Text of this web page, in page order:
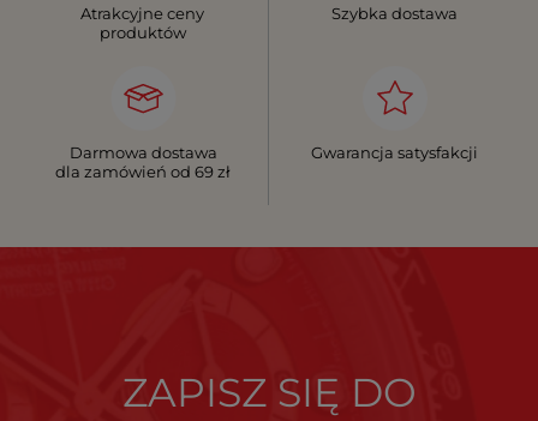
Atrakcyjne ceny
produktów
Szybka dostawa
Darmowa dostawa
dla zamówień od 69 zł
Gwarancja satysfakcji
ZAPISZ SIĘ DO